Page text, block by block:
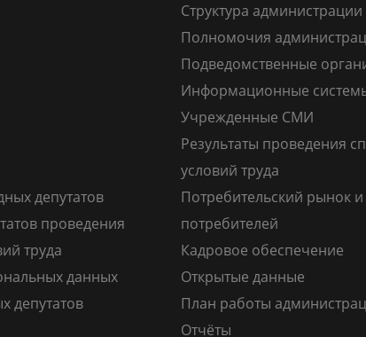
депутатов
проведения
труда
данных
депутатов
Структура
Полномочия
Подведомственные
Информационные
Учрежденные СМИ
Результаты проведения
условий труда
Потребительский рынок
потребителей
Кадровое обеспечение
Открытые данные
План работы
Отчёты